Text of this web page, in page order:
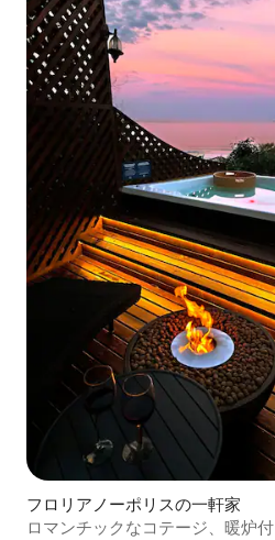
フロリアノーポリスの一軒家
ロマンチックなコテージ、暖炉